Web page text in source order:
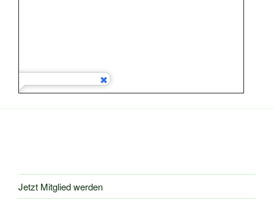
Jetzt Mitglied werden